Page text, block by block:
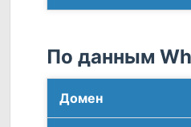
По данным
Домен